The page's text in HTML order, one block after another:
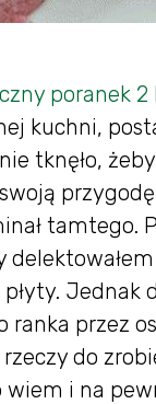
poranek 2
kuchni,
tknęło,
tamtego.
ranka przez
do
i na